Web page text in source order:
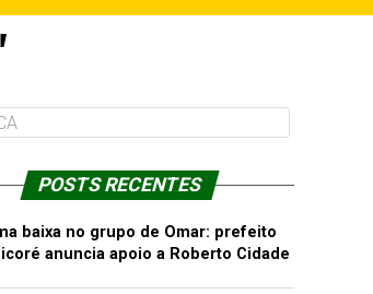
POSTS RECENTES
baixa no grupo de Omar: prefeito
anuncia apoio a Roberto Cidade